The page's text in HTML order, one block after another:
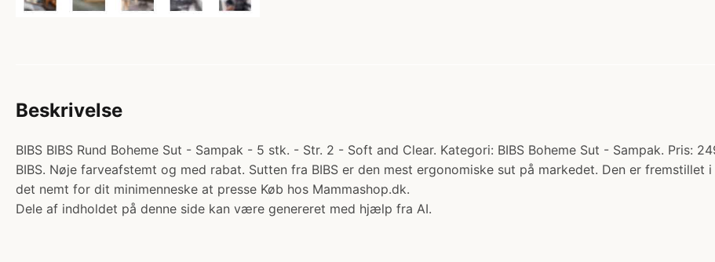
Beskrivelse
BIBS BIBS Rund Boheme Sut - Sampak - 5 stk. - Str. 2 - Soft and Clear. Kategori: BIBS Boheme Sut - Sampak. Pris:
BIBS. Nøje farveafstemt og med rabat. Sutten fra BIBS er den mest ergonomiske sut på markedet. Den er
det nemt for dit minimenneske at presse Køb hos Mammashop.dk.
Dele af indholdet på denne side kan være genereret med hjælp fra AI.